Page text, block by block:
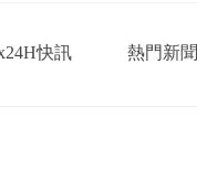
快訊 熱門新聞